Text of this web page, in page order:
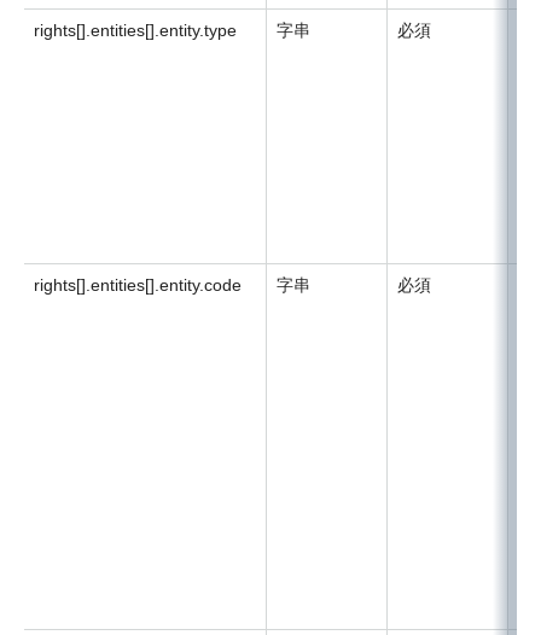
rights[].entities[].entity.type 字串 必須
rights[].entities[].entity.code 字串 必須